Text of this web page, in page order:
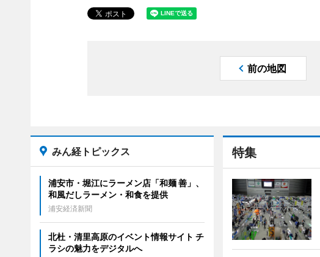
前の地図
特集
みん経トピックス
浦安市・堀江にラーメン店「和麺 善」、
和風だしラーメン・和食を提供
浦安経済新聞
北杜・清里高原のイベント情報サイト チ
ラシの魅力をデジタルへ